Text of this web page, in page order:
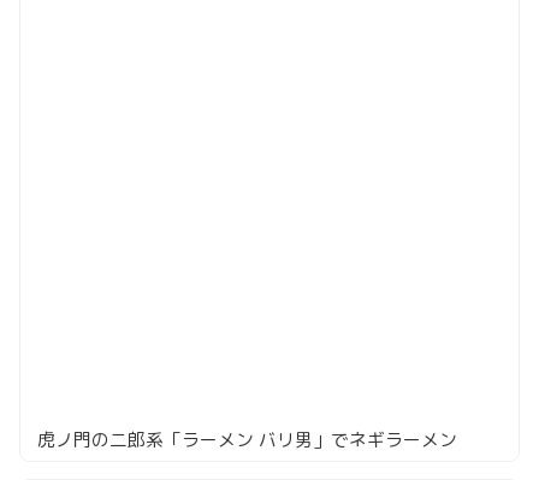
虎ノ門の二郎系「ラーメン バリ男」でネギラーメン